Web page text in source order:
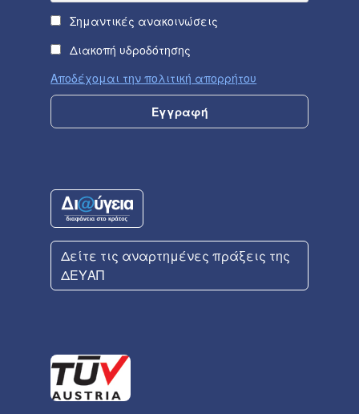
Σημαντικές ανακοινώσεις
Διακοπή υδροδότησης
Αποδέχομαι την πολιτική απορρήτου
Δείτε τις αναρτημένες πράξεις της
ΔΕΥΑΠ